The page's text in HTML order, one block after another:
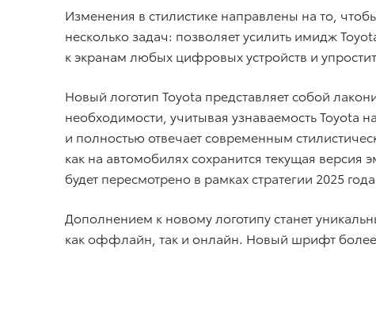
Изменения в стилистике направлены на то,
несколько задач: позволяет усилить имидж
к экранам любых цифровых устройств и
Новый логотип Toyota представляет собой
необходимости, учитывая узнаваемость Toyota
и полностью отвечает современным
как на автомобилях сохранится текущая
будет пересмотрено в рамках стратегии 2025
Дополнением к новому логотипу станет
как оффлайн, так и онлайн. Новый шрифт